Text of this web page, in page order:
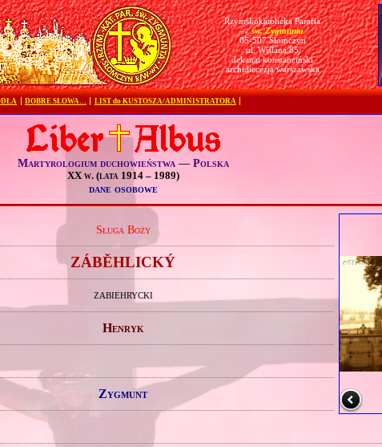
Rzymskokatolicka Parafia
pw.św. Zygmunta
05-507 Słomczyn
ul. Wiślana 85
dekanat konstanciński
archidiecezja warszawska
DOBRE SŁOWA… LIST do KUSTOSZA/ADMINISTRATORA
Martyrologium duchowieństwa — Polska
XX w. (lata 1914 – 1989)
dane osobowe
Sługa Boży
ZÁBĚHLICKÝ
ZABIEHRYCKI
Henryk
Zygmunt